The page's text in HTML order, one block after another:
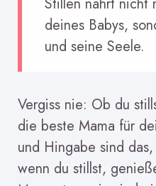
Stillen nährt nicht
deines Babys,
und seine Seele.
Vergiss nie: Ob du
die beste Mama für
und Hingabe sind
wenn du stillst,